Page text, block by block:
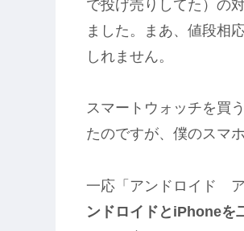
で投げ売りしてた）の
ました。まあ、値段相
しれません。
スマートウォッチを買
たのですが、僕のスマ
一応「アンドロイド
ンドロイドとiPhoneを